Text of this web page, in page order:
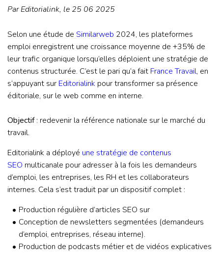
ParEditorialink, le 25 06 2025
Selon une étude de Similarweb 2024, les plateformes
emploi enregistrent une croissance moyenne de +35% de
leur trafic organique lorsqu’elles déploient une stratégie de
contenus structurée. C’est le pari qu’a fait France Travail, en
s’appuyant sur Editorialink pour transformer sa présence
éditoriale, sur le web comme en interne.
Objectif: redevenir la référence nationale sur le marché du
travail.
Editorialink a déployé une stratégie de contenus
SEO multicanale pour adresser à la fois les demandeurs
d’emploi, les entreprises, les RH et les collaborateurs
internes. Cela s’est traduit par un dispositif complet :
Production régulière d’articles SEO sur
Conception de newsletters segmentées (demandeurs
d’emploi, entreprises, réseau interne).
Production de podcasts métier et de vidéos explicatives